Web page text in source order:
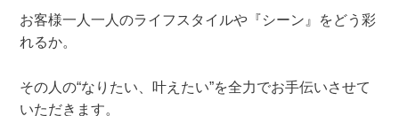
お客様一人一人のライフスタイルや『シーン』をどう彩
れるか。
その人の“なりたい、叶えたい”を全力でお手伝いさせて
いただきます。